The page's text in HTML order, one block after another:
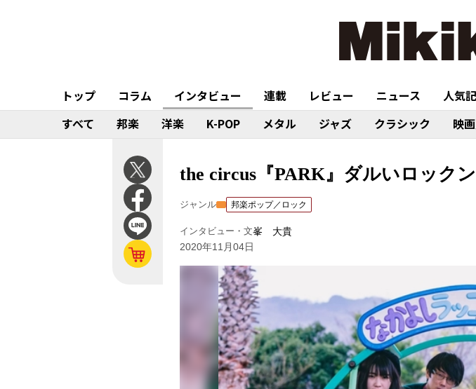
トップ コラム インタビュー 連載 レビュー ニュース 人気
すべて
邦楽 洋楽 K-POP メタル ジャズ クラシック 映
the circus『PARK』ダルいロック
ジャンル 邦楽ポップ／ロック
インタビュー・文峯 大貴
2020年11月04日